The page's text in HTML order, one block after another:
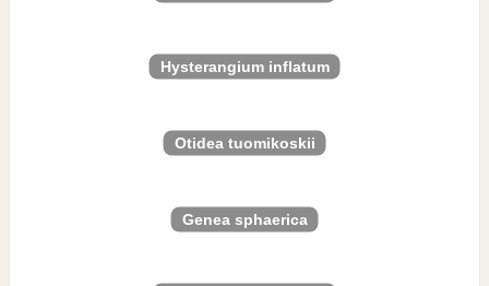
Hysterangium inflatum
Otidea tuomikoskii
Genea sphaerica